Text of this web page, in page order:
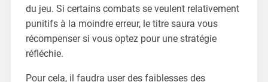
du jeu. Si certains combats se veulent relativement
punitifs à la moindre erreur, le titre saura vous
récompenser si vous optez pour une stratégie
réfléchie.
Pour cela, il faudra user des faiblesses des